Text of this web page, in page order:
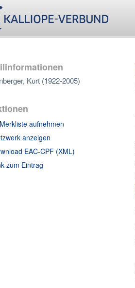
Kurt (1922-2005)
aufnehmen
anzeigen
EAC-CPF (XML)
zum Eintrag